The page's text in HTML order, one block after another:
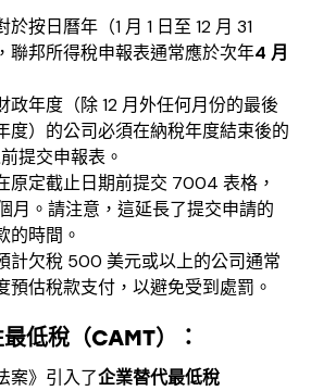
於按日曆年（1 月 1 日至 12 月 31
聯邦所得稅申報表通常應於次年4 月
政年度（除 12 月外任何月份的最後
度）的公司必須在納稅年度結束後的
提交申報表。
原定截止日期前提交 7004 表格，
月。請注意，這延長了提交申請的
的時間。
計欠稅 500 美元或以上的公司通常
預估稅款支付，以避免受到處罰。
低稅（CAMT）：
案》引入了企業替代最低稅